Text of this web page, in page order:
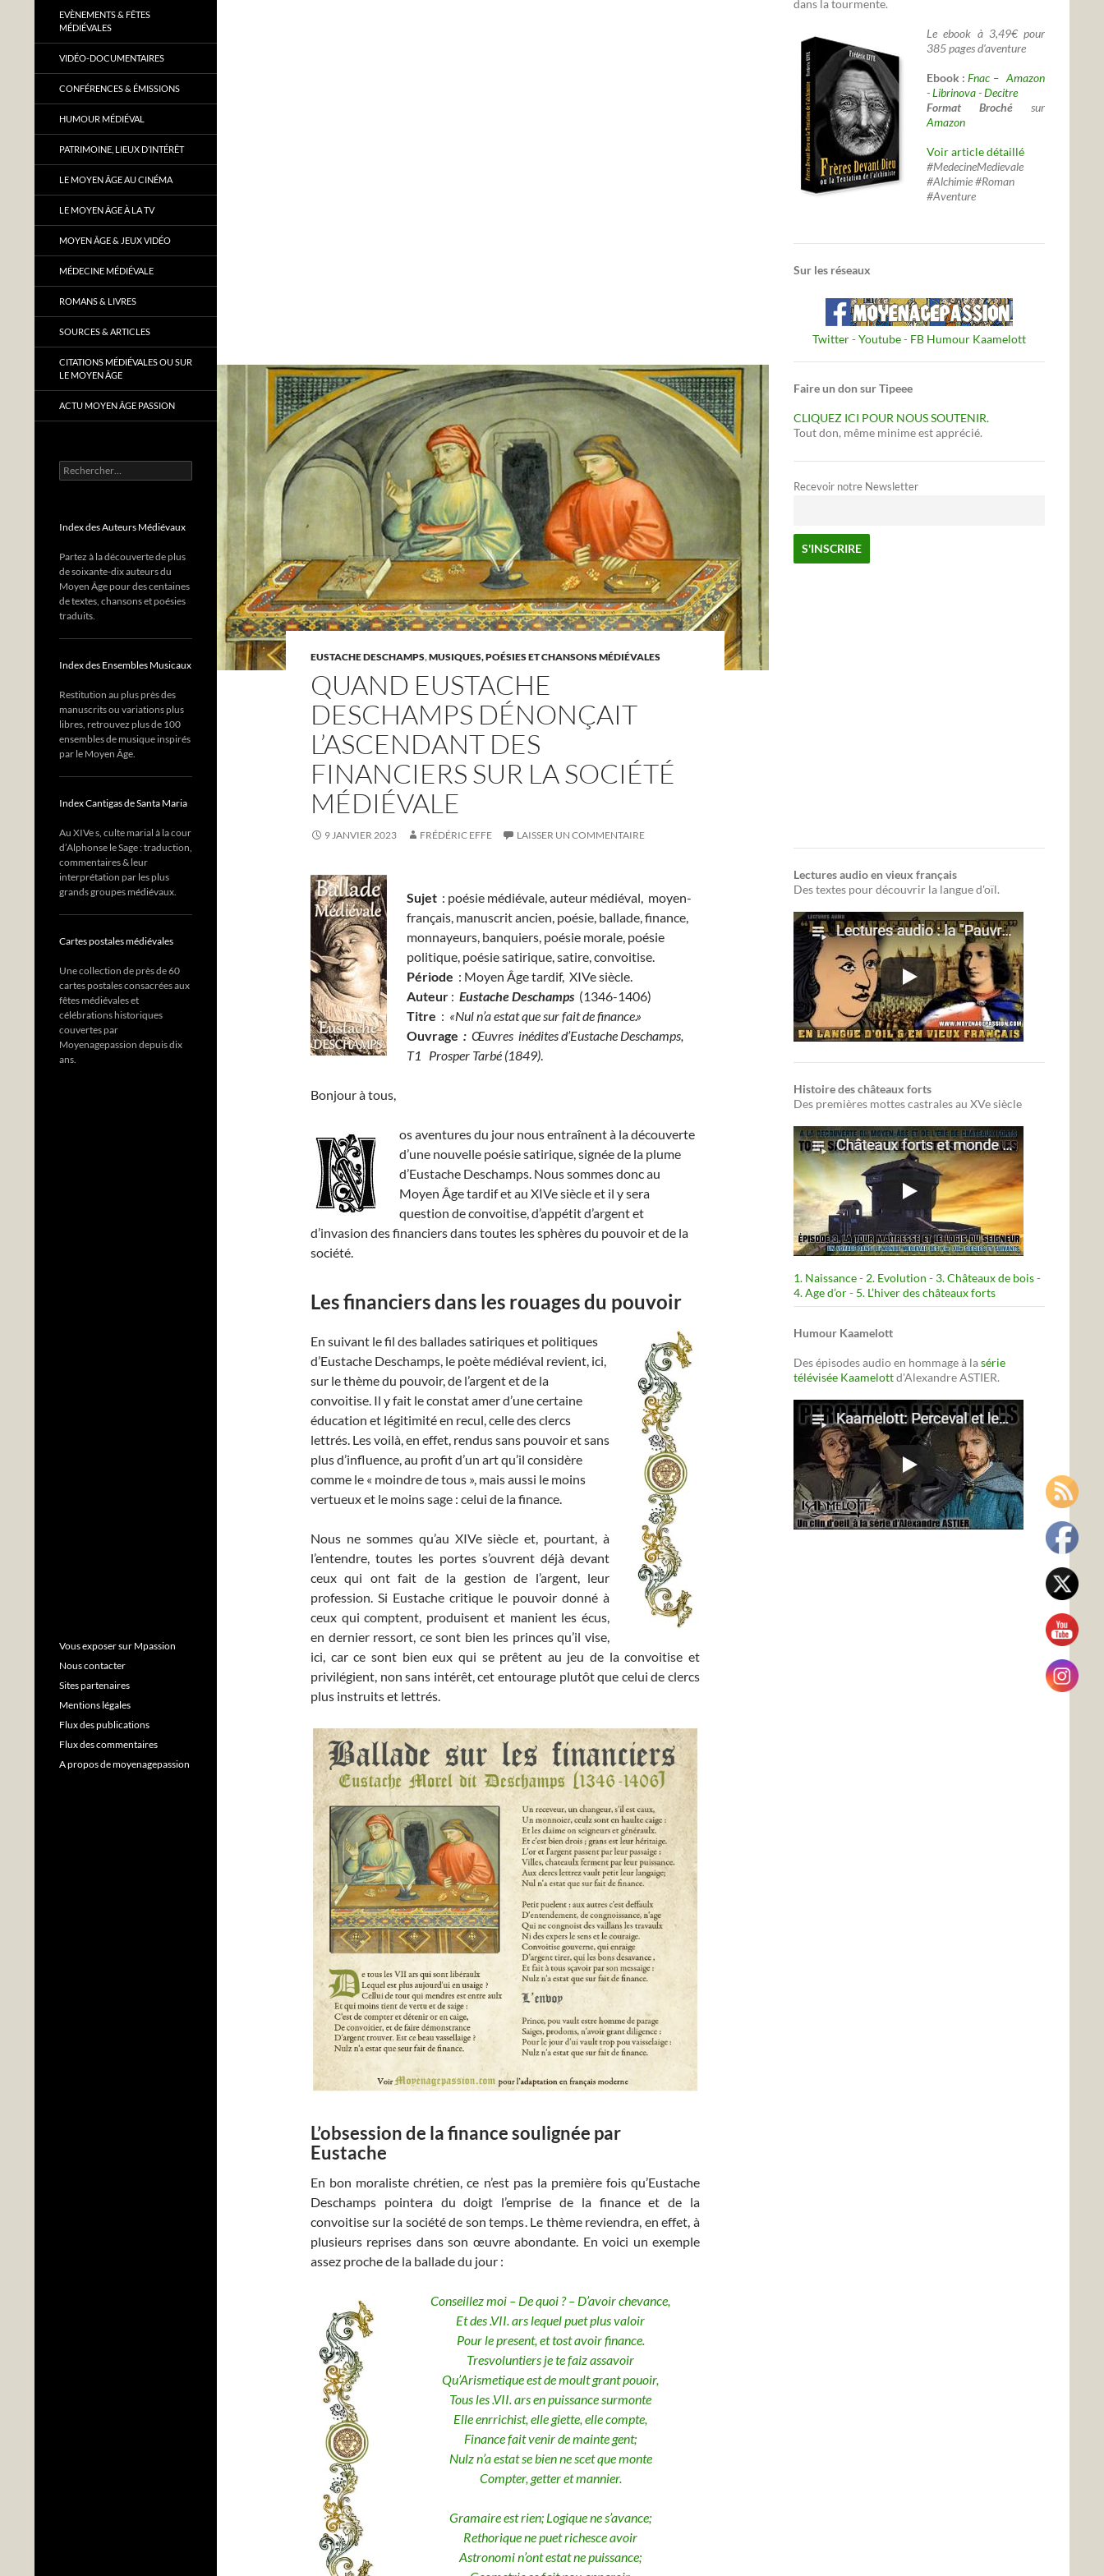
EUSTACHE DESCHAMPS,MUSIQUES, POÉSIES ET CHANSONS MÉDIÉVALES
QUAND EUSTACHE
DESCHAMPS DÉNONÇAIT
L’ASCENDANT DES
FINANCIERS SUR LA SOCIÉTÉ
MÉDIÉVALE
9 JANVIER 2023 FRÉDÉRIC EFFE LAISSER UN COMMENTAIRE
Sujet : poésie médiévale, auteur médiéval, moyen-
français, manuscrit ancien, poésie, ballade, finance,
monnayeurs, banquiers, poésie morale, poésie
politique, poésie satirique, satire, convoitise.
Période : Moyen Âge tardif, XIVe siècle.
Auteur : Eustache Deschamps (1346-1406)
Titre : «Nul n’a estat que sur fait de finance.»
Ouvrage : Œuvres inédites d’Eustache Deschamps,
T1 Prosper Tarbé (1849).
Bonjour à tous,
os aventures du jour nous entraînent à la découverte
d’une nouvelle poésie satirique, signée de la plume
d’Eustache Deschamps. Nous sommes donc au
Moyen Âge tardif et au XIVe siècle et il y sera
question de convoitise, d’appétit d’argent et
d’invasion des financiers dans toutes les sphères du pouvoir et de la
société.
Les financiers dans les rouages du pouvoir
En suivant le fil des ballades satiriques et politiques
d’Eustache Deschamps, le poète médiéval revient, ici,
sur le thème du pouvoir, de l’argent et de la
convoitise. Il y fait le constat amer d’une certaine
éducation et légitimité en recul, celle des clercs
lettrés. Les voilà, en effet, rendus sans pouvoir et sans
plus d’influence, au profit d’un art qu’il considère
comme le « moindre de tous », mais aussi le moins
vertueux et le moins sage : celui de la finance.
Nous ne sommes qu’au XIVe siècle et, pourtant, à
l’entendre, toutes les portes s’ouvrent déjà devant
ceux qui ont fait de la gestion de l’argent, leur
profession. Si Eustache critique le pouvoir donné à
ceux qui comptent, produisent et manient les écus,
en dernier ressort, ce sont bien les princes qu’il vise,
ici, car ce sont bien eux qui se prêtent au jeu de la convoitise et
privilégient, non sans intérêt, cet entourage plutôt que celui de clercs
plus instruits et lettrés.
L’obsession de la finance soulignée par
Eustache
En bon moraliste chrétien, ce n’est pas la première fois qu’Eustache
Deschamps pointera du doigt l’emprise de la finance et de la
convoitise sur la société de son temps. Le thème reviendra, en effet, à
plusieurs reprises dans son œuvre abondante. En voici un exemple
assez proche de la ballade du jour :
Conseillez moi – De quoi ? – D’avoir chevance,
Et des .VII. ars lequel puet plus valoir
Pour le present, et tost avoir finance.
Tresvoluntiers je te faiz assavoir
Qu’Arismetique est de moult grant pouoir,
Tous les .VII. ars en puissance surmonte
Elle enrrichist, elle giette, elle compte,
Finance fait venir de mainte gent;
Nulz n’a estat se bien ne scet que monte
Compter, getter et mannier.
Gramaire est rien; Logique ne s’avance;
Rethorique ne puet richesce avoir
Astronomi n’ont estat ne puissance;
dans la tourmente.
Le ebook à 3,49€ pour
385 pages d'aventure
Ebook :Fnac – Amazon
-Librinova-Decitre
Format Broché sur
Amazon
Voir article détaillé
#MedecineMedievale
#Alchimie #Roman
#Aventure
Sur les réseaux
Twitter- Youtube- FB Humour Kaamelott
Faire un don sur Tipeee
CLIQUEZ ICI POUR NOUS SOUTENIR.
Tout don, même minime est apprécié.
Recevoir notre Newsletter
Lectures audio en vieux français
Des textes pour découvrir la langue d'oïl.
Histoire des châteaux forts
Des premières mottes castrales au XVe siècle
1. Naissance- 2. Evolution - 3. Châteaux de bois-
4. Age d’or- 5. L’hiver des châteaux forts
Humour Kaamelott
Des épisodes audio en hommage à lasérie
télévisée Kaamelottd'Alexandre ASTIER.
EVÈNEMENTS & FÊTES
MÉDIÉVALES
VIDÉO-DOCUMENTAIRES
CONFÉRENCES & ÉMISSIONS
HUMOUR MÉDIÉVAL
PATRIMOINE, LIEUX D’INTÉRÊT
LE MOYEN ÂGE AU CINÉMA
LE MOYEN ÂGE À LA TV
MOYEN ÂGE & JEUX VIDÉO
MÉDECINE MÉDIÉVALE
ROMANS & LIVRES
SOURCES & ARTICLES
CITATIONS MÉDIÉVALES OU SUR
LE MOYEN ÂGE
ACTU MOYEN ÂGE PASSION
Rechercher :
Index des Auteurs Médiévaux
Partez à la découverte de plus
de soixante-dix auteurs du
Moyen Âge pour des centaines
de textes, chansons et poésies
traduits.
Index des Ensembles Musicaux
Restitution au plus près des
manuscrits ou variations plus
libres, retrouvez plus de 100
ensembles de musique inspirés
par le Moyen Âge.
Index Cantigas de Santa Maria
Au XIVe s, culte marial à la cour
d’Alphonse le Sage : traduction,
commentaires & leur
interprétation par les plus
grands groupes médiévaux.
Cartes postales médiévales
Une collection de près de 60
cartes postales consacrées aux
fêtes médiévales et
célébrations historiques
couvertes par
Moyenagepassion depuis dix
ans.
Vous exposer sur Mpassion
Nous contacter
Sites partenaires
Mentions légales
Flux des publications
Flux des commentaires
A propos de moyenagepassion